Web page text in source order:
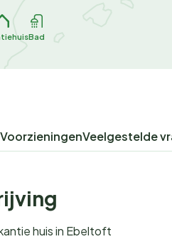
Bad
VoorzieningenVeelgestelde
huis in Ebeltoft